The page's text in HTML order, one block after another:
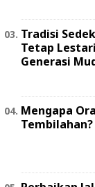
Tradisi
Tetap
Generasi
Mengapa